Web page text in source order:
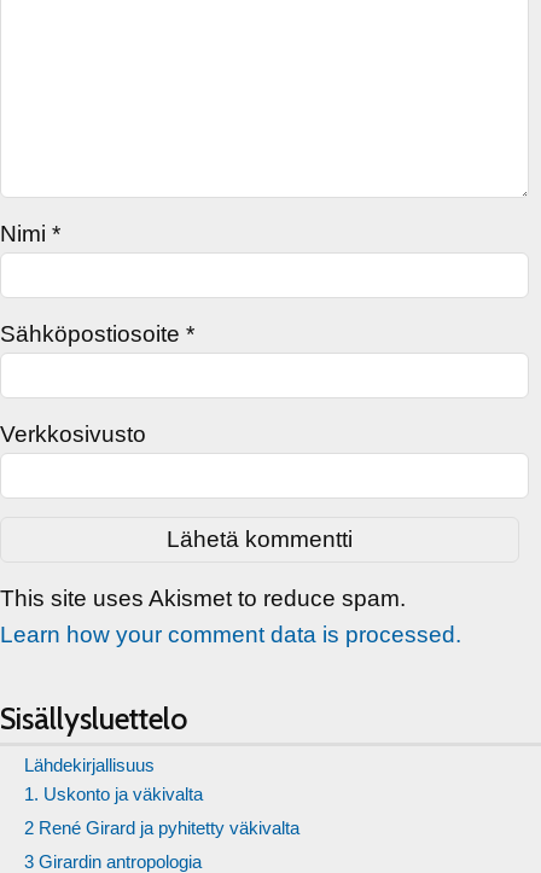
Nimi *
Sähköpostiosoite *
Verkkosivusto
This site uses Akismet to reduce spam.
Learn how your comment data is processed.
Sisällysluettelo
Lähdekirjallisuus
1. Uskonto ja väkivalta
2 René Girard ja pyhitetty väkivalta
3 Girardin antropologia